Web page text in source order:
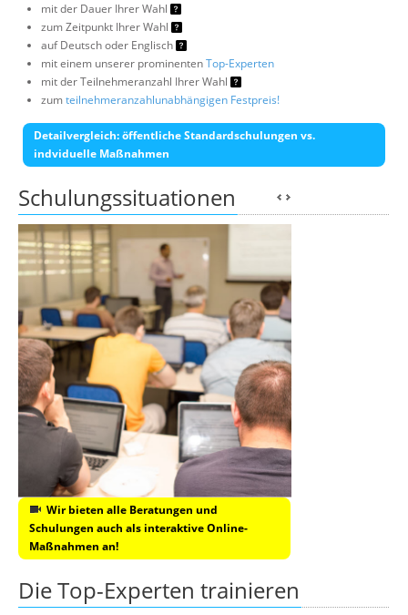
mit der Dauer Ihrer Wahl
zum Zeitpunkt Ihrer Wahl
auf Deutsch oder Englisch
mit einem unserer prominentenTop-Experten
mit der Teilnehmeranzahl Ihrer Wahl
zumteilnehmeranzahlunabhängigen Festpreis!
Detailvergleich: öffentliche Standardschulungen vs.
indviduelle Maßnahmen
Schulungssituationen
Wir bieten alle Beratungen und
Schulungen auch als interaktive Online-
Maßnahmen an!
Die Top-Experten trainieren